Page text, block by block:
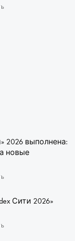
2026 выполнена:
новые
Сити 2026»